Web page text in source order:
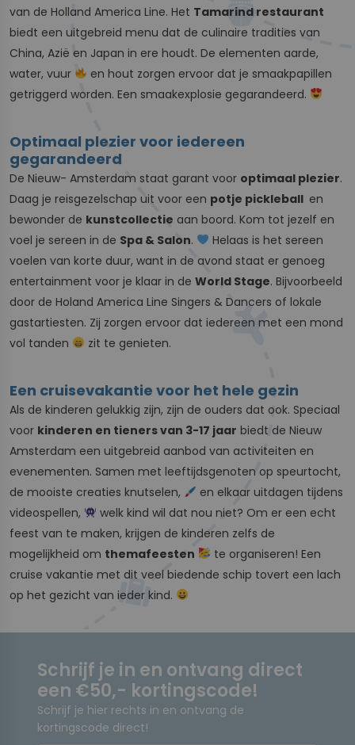
van de Holland America Line. Het Tamarind restaurant
biedt een uitgebreid menu dat de culinaire tradities van
China, Azië en Japan in ere houdt. De elementen aarde,
water, vuur
en hout zorgen ervoor dat je smaakpapillen
getriggerd worden. Een smaakexplosie gegarandeerd.
Optimaal plezier voor iedereen
gegarandeerd
De Nieuw- Amsterdam staat garant voor optimaal plezier.
Daag je reisgezelschap uit voor een potje pickleball en
bewonder de kunstcollectie aan boord. Kom tot jezelf en
voel je sereen in de Spa & Salon.
Helaas is het sereen
voelen van korte duur, want in de avond staat er genoeg
entertainment voor je klaar in de World Stage. Bijvoorbeeld
door de Holand America Line Singers & Dancers of lokale
gastartiesten. Zij zorgen ervoor dat iedereen met een mond
vol tanden
zit te genieten.
Een cruisevakantie voor het hele gezin
Als de kinderen gelukkig zijn, zijn de ouders dat ook. Speciaal
voor kinderen en tieners van 3-17 jaar biedt de Nieuw
Amsterdam een uitgebreid aanbod van activiteiten en
evenementen. Samen met leeftijdsgenoten op speurtocht,
de mooiste creaties knutselen,
en elkaar uitdagen tijdens
videospellen,
welk kind wil dat nou niet? Om er een echt
feest van te maken, krijgen de kinderen zelfs de
mogelijkheid om themafeesten
te organiseren! Een
cruise vakantie met dit veel biedende schip tovert een lach
op het gezicht van ieder kind.
Schrijf je in en ontvang direct
een €50,- kortingscode!
Schrijf je hier rechts in en ontvang de
kortingscode direct!